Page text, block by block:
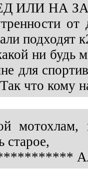
ИЛИ НА
подходят
ни будь
для
что кому
старое,